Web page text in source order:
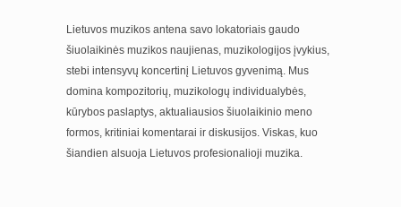
Lietuvos muzikos antena savo lokatoriais gaudo
šiuolaikinės muzikos naujienas, muzikologijos įvykius,
stebi intensyvų koncertinį Lietuvos gyvenimą. Mus
domina kompozitorių, muzikologų individualybės,
kūrybos paslaptys, aktualiausios šiuolaikinio meno
formos, kritiniai komentarai ir diskusijos. Viskas, kuo
šiandien alsuoja Lietuvos profesionalioji muzika.